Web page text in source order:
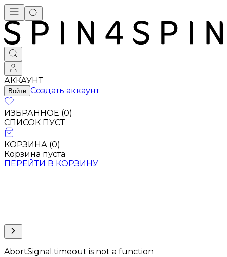
АККАУНТ
Войти Создать аккаунт
ИЗБРАННОЕ (0)
СПИСОК ПУСТ
КОРЗИНА (0)
Корзина пуста
ПЕРЕЙТИ В КОРЗИНУ
AbortSignal.timeout is not a function